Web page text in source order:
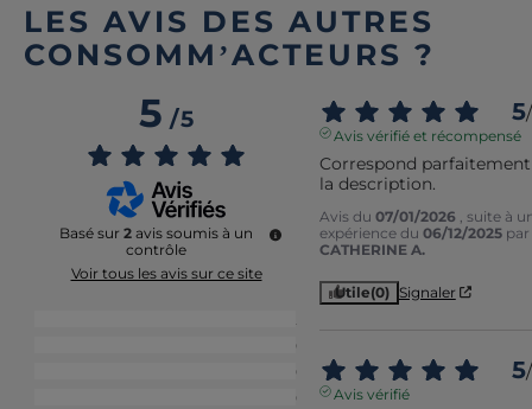
LES AVIS DES AUTRES
CONSOMM’ACTEURS ?
5/5
Basé sur 2 avis soumis à un
contrôle
Voir tous les avis sur ce site
2
0
0
0
5/
Avis vérifié et récompensé
Correspond
la description.
Avis du 07/01/2026
, suite à
expérience du 06/12/2025 par
CATHERINE A.
Utile(0) Signaler
5/
Avis vérifié